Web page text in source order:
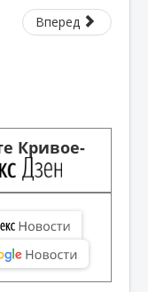
Вперед
Кривое-